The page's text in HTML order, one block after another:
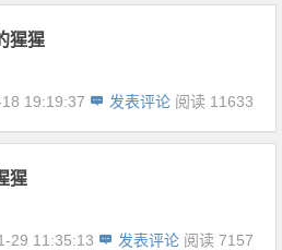
猩猩
19:19:37 发表评论 阅读 11633
猩
29 11:35:13 发表评论 阅读 7157